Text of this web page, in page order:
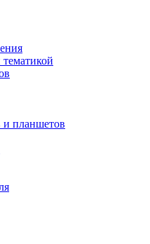
и планшетов